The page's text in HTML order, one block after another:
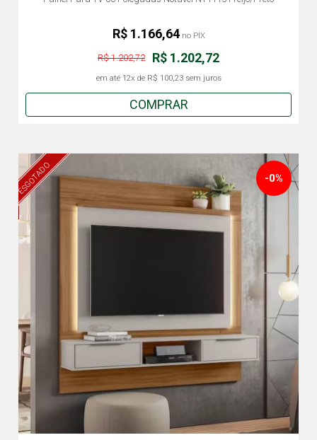
R$ 1.202,72
R$ 1.202,72
em até 12x de R$ 100,23sem juros
R$ 1.166,64no PIX
COMPRAR
ESGOTADO -0%